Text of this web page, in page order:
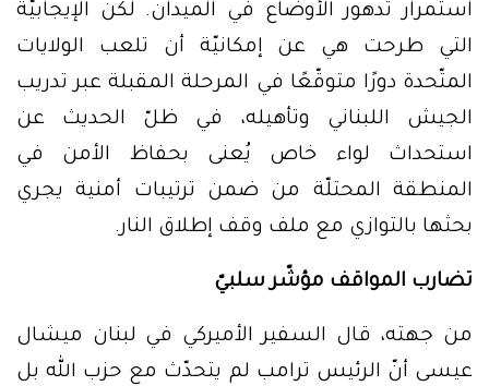
استمرار تدهور الأوضاع في الميدان. لكن الإيجابيّة
التي طرحت هي عن إمكانيّة أن تلعب الولايات
المتّحدة دورًا متوقّعًا في المرحلة المقبلة عبر تدريب
الجيش اللبناني وتأهيله، في ظلّ الحديث عن
استحداث لواء خاص يُعنى بحفاظ الأمن في
المنطقة المحتلّة من ضمن ترتيبات أمنية يجري
بحثها بالتوازي مع ملف وقف إطلاق النار.
تضارب المواقف مؤشّر سلبيّ
من جهته، قال السفير الأميركي في لبنان ميشال
عيسى أنّ الرئيس ترامب لم يتحدّث مع حزب الله بل